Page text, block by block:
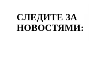
СЛЕДИТЕ ЗА
НОВОСТЯМИ: